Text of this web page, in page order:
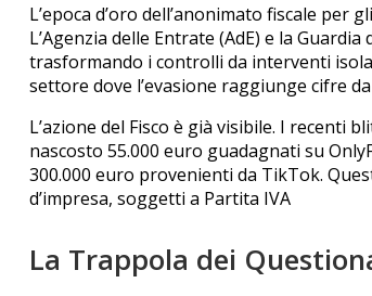
L’epoca d’oro dell’anonimato fiscale per
L’Agenzia delle Entrate (AdE) e la
trasformando i controlli da interventi
settore dove l’evasione raggiunge cifre
L’azione del Fisco è già visibile. I recenti
nascosto 55.000 euro guadagnati su
300.000 euro provenienti da TikTok.
d’impresa, soggetti a Partita IVA
La Trappola dei